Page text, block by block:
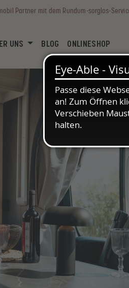
Partner mit dem Rundum-sorglos-
UNS BLOG ONLINESHOP